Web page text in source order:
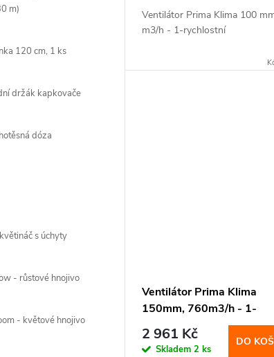
m)
120 cm, 1 ks
držák kapkovače
dóza
s úchyty
- růstové hnojivo
- květové hnojivo
ů
k
Ventilátor Prima Klima 100
m3/h - 1-rychlostní
Ventilátor Prima Klima
150mm, 760m3/h - 1-
rychlostní
2 961 Kč
Skladem 2 ks
DO